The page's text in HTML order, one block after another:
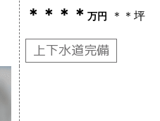
＊＊＊＊ 万円 ＊＊坪
上下水道完備